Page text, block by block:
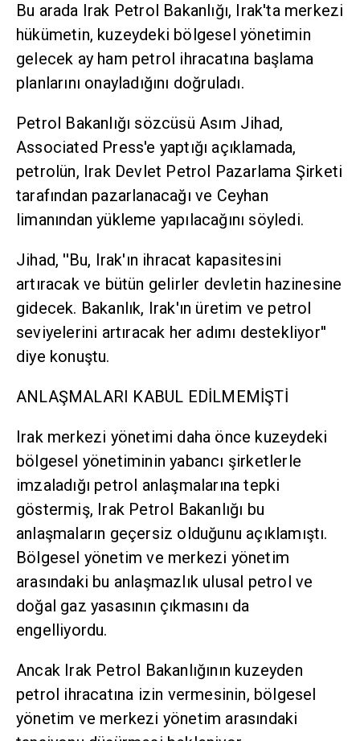
Bu arada Irak Petrol Bakanlığı, Irak'ta merkezi
hükümetin, kuzeydeki bölgesel yönetimin
gelecek ay ham petrol ihracatına başlama
planlarını onayladığını doğruladı.
Petrol Bakanlığı sözcüsü Asım Jihad,
Associated Press'e yaptığı açıklamada,
petrolün, Irak Devlet Petrol Pazarlama Şirketi
tarafından pazarlanacağı ve Ceyhan
limanından yükleme yapılacağını söyledi.
Jihad, ''Bu, Irak'ın ihracat kapasitesini
artıracak ve bütün gelirler devletin hazinesine
gidecek. Bakanlık, Irak'ın üretim ve petrol
seviyelerini artıracak her adımı destekliyor''
diye konuştu.
ANLAŞMALARI KABUL EDİLMEMİŞTİ
Irak merkezi yönetimi daha önce kuzeydeki
bölgesel yönetiminin yabancı şirketlerle
imzaladığı petrol anlaşmalarına tepki
göstermiş, Irak Petrol Bakanlığı bu
anlaşmaların geçersiz olduğunu açıklamıştı.
Bölgesel yönetim ve merkezi yönetim
arasındaki bu anlaşmazlık ulusal petrol ve
doğal gaz yasasının çıkmasını da
engelliyordu.
Ancak Irak Petrol Bakanlığının kuzeyden
petrol ihracatına izin vermesinin, bölgesel
yönetim ve merkezi yönetim arasındaki